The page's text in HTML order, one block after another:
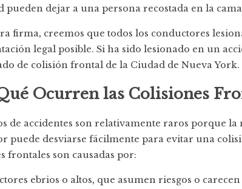
pueden dejar a una persona recostada en la
firma, creemos que todos los conductores
legal posible. Si ha sido lesionado en un
de colisión frontal de la Ciudad de Nueva York.
Ocurren las Colisiones
de accidentes son relativamente raros porque la
puede desviarse fácilmente para evitar una
frontales son causadas por:
ebrios o altos, que asumen riesgos o